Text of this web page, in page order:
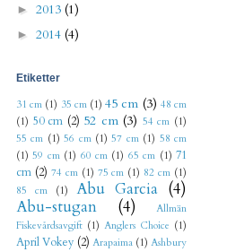
► 2013 (1)
► 2014 (4)
Etiketter
31 cm (1) 35 cm (1) 45 cm (3) 48 cm
(1) 50 cm (2) 52 cm (3) 54 cm (1)
55 cm (1) 56 cm (1) 57 cm (1) 58 cm
(1) 59 cm (1) 60 cm (1) 65 cm (1) 71
cm (2) 74 cm (1) 75 cm (1) 82 cm (1)
85 cm
(1) Abu Garcia (4)
Abu-stugan
(4)
Allmän
Fiskevårdsavgift (1) Anglers Choice (1)
April Vokey (2) Arapaima (1) Ashbury